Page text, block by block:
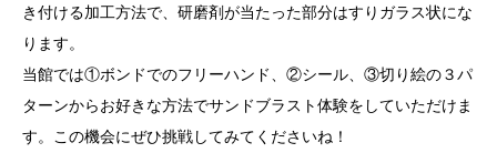
き付ける加工方法で、研磨剤が当たった部分はすりガラス状にな
ります。
当館では①ボンドでのフリーハンド、②シール、③切り絵の３パ
ターンからお好きな方法でサンドブラスト体験をしていただけま
す。この機会にぜひ挑戦してみてくださいね！